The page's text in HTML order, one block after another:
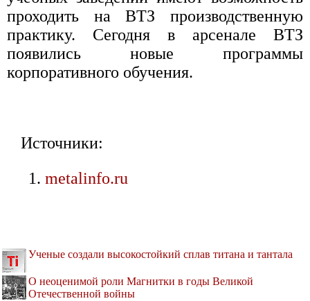
проходить на ВТЗ производственную
практику. Сегодня в арсенале ВТЗ
появились новые программы
корпоративного обучения.
Источники:
metalinfo.ru
Ученые создали высокостойкий сплав титана и тантала
О неоценимой роли Магнитки в годы Великой
Отечественной войны